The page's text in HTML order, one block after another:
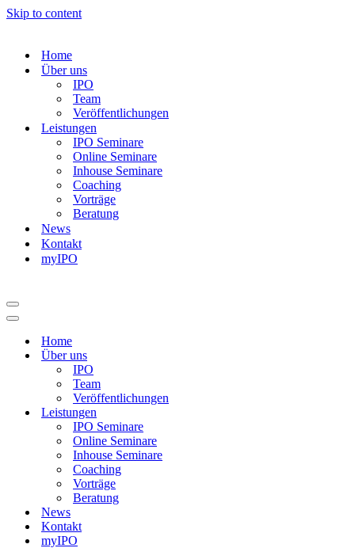
Skip to content
Home
Über uns
IPO
Team
Veröffentlichungen
Leistungen
IPO Seminare
Online Seminare
Inhouse Seminare
Coaching
Vorträge
Beratung
News
Kontakt
myIPO
Navigation
Menu
Navigation
Home
Über uns
IPO
Team
Veröffentlichungen
Leistungen
IPO Seminare
Online Seminare
Inhouse Seminare
Coaching
Vorträge
Beratung
News
Kontakt
myIPO